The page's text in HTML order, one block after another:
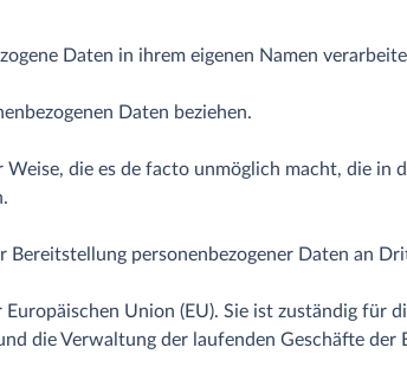
Daten in ihrem eigenen Namen
Daten beziehen.
die es de facto unmöglich macht, die
personenbezogener Daten an
Union (EU). Sie ist zuständig für
die Verwaltung der laufenden Geschäfte der